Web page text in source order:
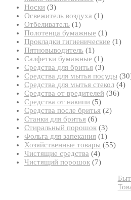
Носки 33
товара
Освежитель воздуха 11
Отбеливатель 11
товар
Полотенца бумажные 11
товар
Прокладки гигиенические 11
Пятновыводитель 11
товар
Салфетки бумажные 11
товар
Средства для бритья 33
товара
Средства для мытья посуды 30
Средства для мытья стекол 44
Средства от вредителей 3636
Средства от накипи 55
товаров
Средства после бритья 22
Станки для бритья 66
товаров
Стиральный порошок 33
товара
Фольга для запекания 11
товар
Хозяйственные товары 5555
Чистящие средства 44
товара
Чистящий порошок 77